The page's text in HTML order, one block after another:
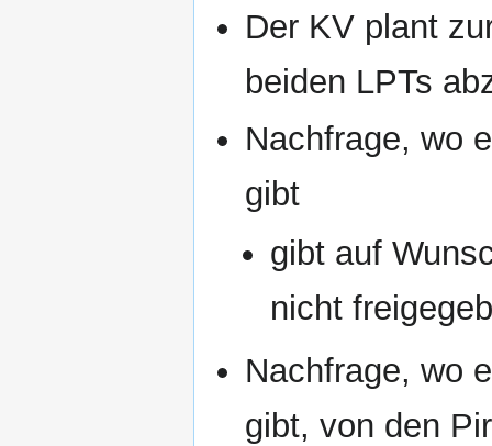
Der KV plant
beiden LPTs
Nachfrage, wo
gibt
gibt auf
nicht
Nachfrage, wo
gibt, von den